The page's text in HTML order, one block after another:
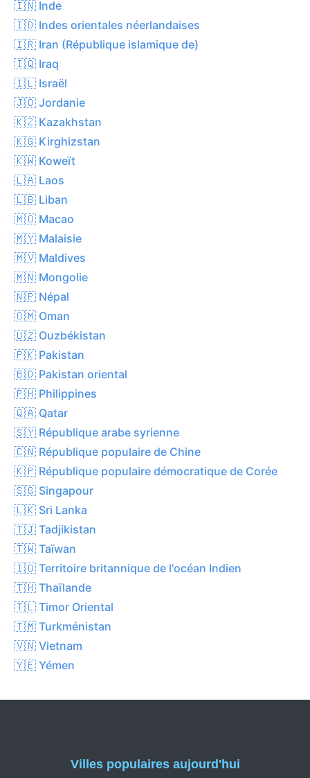
🇮🇳 Inde
🇮🇩 Indes orientales néerlandaises
🇮🇷 Iran (République islamique de)
🇮🇶 Iraq
🇮🇱 Israël
🇯🇴 Jordanie
🇰🇿 Kazakhstan
🇰🇬 Kirghizstan
🇰🇼 Koweït
🇱🇦 Laos
🇱🇧 Liban
🇲🇴 Macao
🇲🇾 Malaisie
🇲🇻 Maldives
🇲🇳 Mongolie
🇳🇵 Népal
🇴🇲 Oman
🇺🇿 Ouzbékistan
🇵🇰 Pakistan
🇧🇩 Pakistan oriental
🇵🇭 Philippines
🇶🇦 Qatar
🇸🇾 République arabe syrienne
🇨🇳 République populaire de Chine
🇰🇵 République populaire démocratique de Corée
🇸🇬 Singapour
🇱🇰 Sri Lanka
🇹🇯 Tadjikistan
🇹🇼 Taïwan
🇮🇴 Territoire britannique de l'océan Indien
🇹🇭 Thaïlande
🇹🇱 Timor Oriental
🇹🇲 Turkménistan
🇻🇳 Vietnam
🇾🇪 Yémen
Villes populaires aujourd'hui